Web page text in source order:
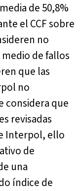
de 50,8%
el CCF sobre
no
de fallos
que las
no
considera que
revisadas
Interpol, ello
de
una
índice de